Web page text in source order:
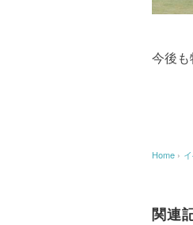
今後
Home ›
関連